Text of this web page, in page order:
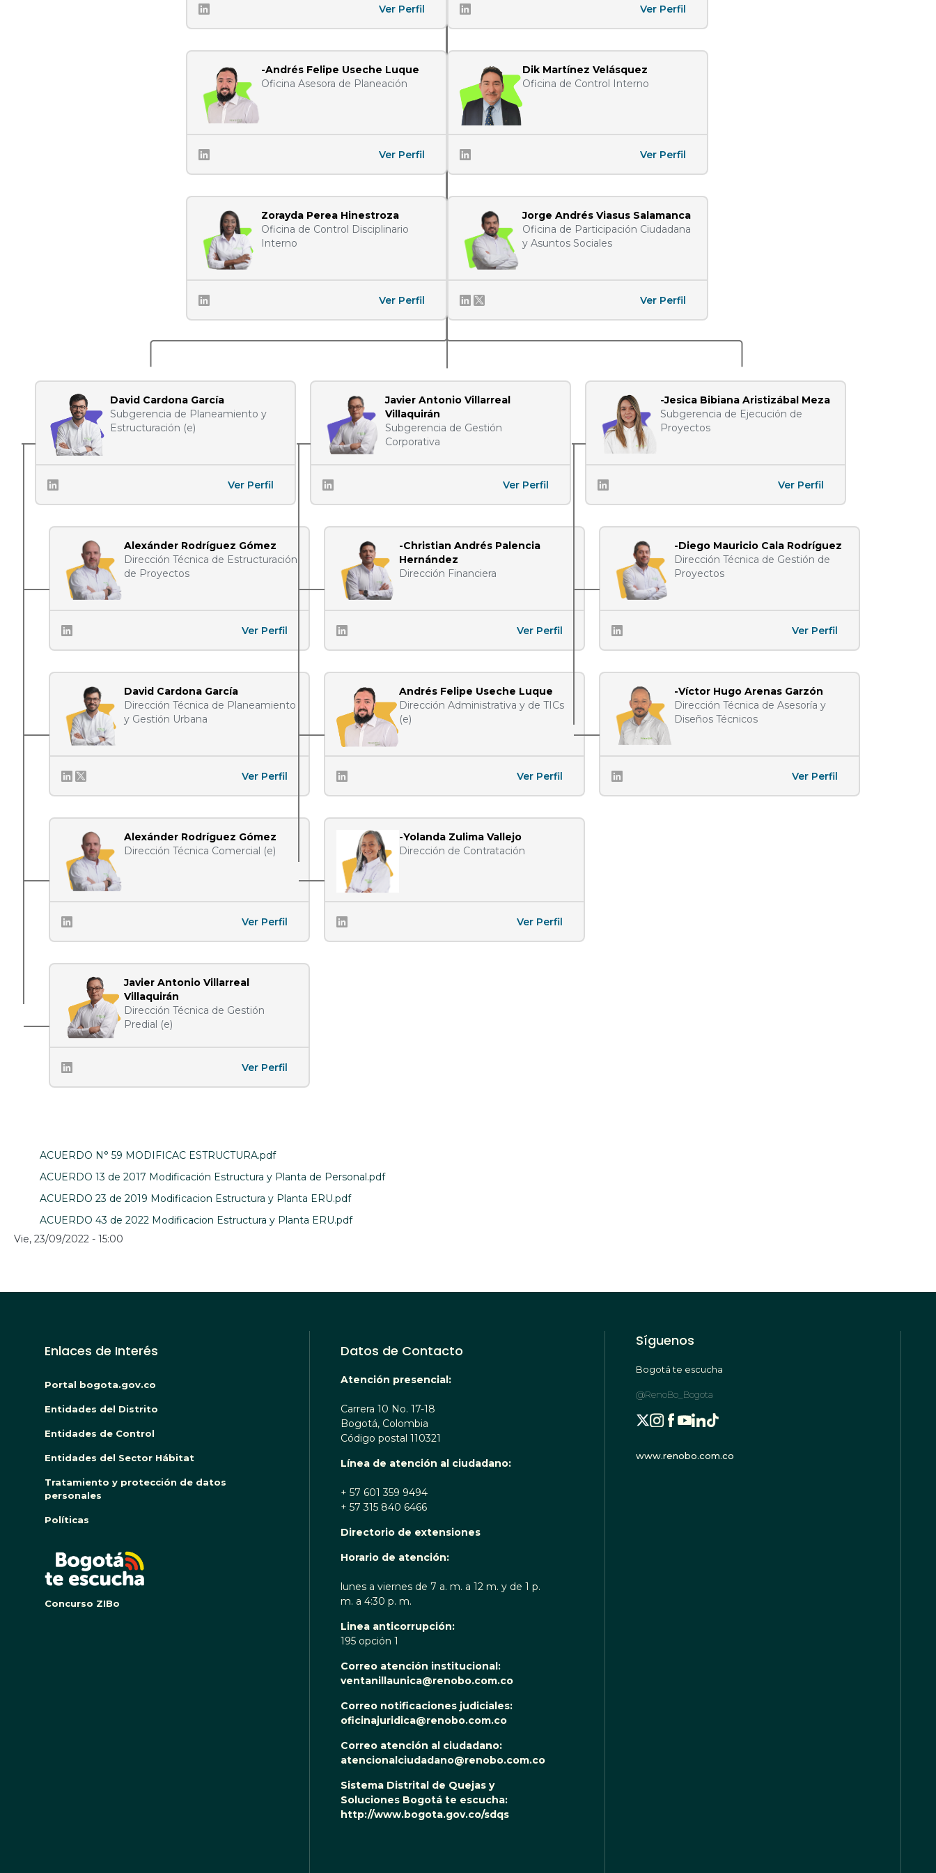
Ver Perfil
-Andrés Felipe Useche Luque
Oficina Asesora de Planeación
Ver Perfil
Zorayda Perea Hinestroza
Oficina de Control Disciplinario
Interno
Ver Perfil
Ver Perfil
Dik Martínez Velásquez
Oficina de Control Interno
Ver Perfil
Jorge Andrés Viasus Salamanca
Oficina de Participación Ciudadana
y Asuntos Sociales
Ver Perfil
David Cardona García
Subgerencia de Planeamiento y
Estructuración (e)
Ver Perfil
Alexánder Rodríguez Gómez
Dirección Técnica de Estructuración
de Proyectos
Ver Perfil
David Cardona García
Dirección Técnica de Planeamiento
y Gestión Urbana
Ver Perfil
Alexánder Rodríguez Gómez
Dirección Técnica Comercial (e)
Ver Perfil
Javier Antonio Villarreal
Villaquirán
Dirección Técnica de Gestión
Predial (e)
Ver Perfil
Javier Antonio Villarreal
Villaquirán
Subgerencia de Gestión
Corporativa
Ver Perfil
-Christian Andrés Palencia
Hernández
Dirección Financiera
Ver Perfil
Andrés Felipe Useche Luque
Dirección Administrativa y de TICs
(e)
Ver Perfil
-Yolanda Zulima Vallejo
Dirección de Contratación
Ver Perfil
-Jesica Bibiana Aristizábal Meza
Subgerencia de Ejecución de
Proyectos
Ver Perfil
-Diego Mauricio Cala Rodríguez
Dirección Técnica de Gestión de
Proyectos
Ver Perfil
-Víctor Hugo Arenas Garzón
Dirección Técnica de Asesoría y
Diseños Técnicos
Ver Perfil
ACUERDO N° 59 MODIFICAC ESTRUCTURA.pdf
ACUERDO 13 de 2017 Modificación Estructura y Planta de Personal.pdf
ACUERDO 23 de 2019 Modificacion Estructura y Planta ERU.pdf
ACUERDO 43 de 2022 Modificacion Estructura y Planta ERU.pdf
Vie, 23/09/2022 - 15:00
Enlaces de Interés
Portal bogota.gov.co
Entidades del Distrito
Entidades de Control
Entidades del Sector Hábitat
Tratamiento y protección de datos
personales
Políticas
Concurso ZIBo
Datos de Contacto
Atención presencial:
Carrera 10 No. 17-18
Bogotá, Colombia
Código postal 110321
Línea de atención al ciudadano:
+ 57 601 359 9494
+ 57 315 840 6466
Directorio de extensiones
Horario de atención:
lunes a viernes de 7 a. m. a 12 m. y de 1 p.
m. a 4:30 p. m.
Linea anticorrupción:
195 opción 1
Correo atención institucional:
ventanillaunica@renobo.com.co
Correo notificaciones judiciales:
oficinajuridica@renobo.com.co
Correo atención al ciudadano:
atencionalciudadano@renobo.com.co
Sistema Distrital de Quejas y
Soluciones Bogotá te escucha:
http://www.bogota.gov.co/sdqs
Síguenos
Bogotá te escucha
@RenoBo_Bogota
www.renobo.com.co